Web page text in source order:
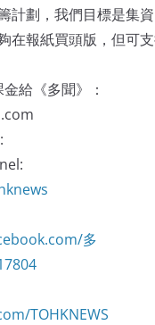
計劃，我們目標是集
在報紙買頭版，但可
給《多聞》：
多
TOHKNEWS